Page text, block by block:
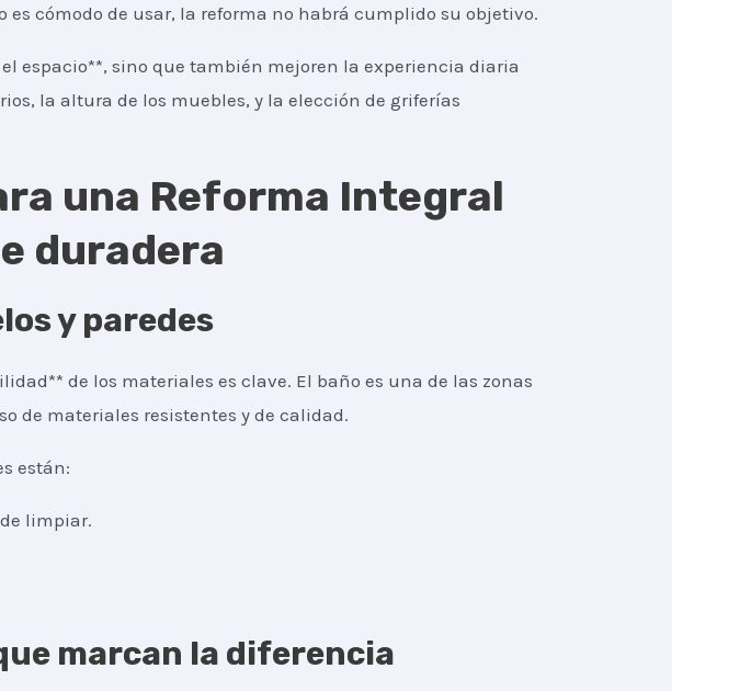
cómodo de usar, la reforma no habrá cumplido su objetivo.
espacio**, sino que también mejoren la experiencia diaria
la altura de los muebles, y la elección de griferías
una Reforma Integral
duradera
y paredes
de los materiales es clave. El baño es una de las zonas
de materiales resistentes y de calidad.
están:
limpiar.
marcan la diferencia